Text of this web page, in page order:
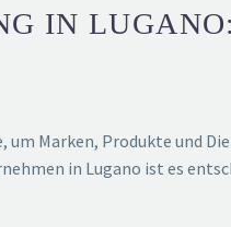
IN
Marken, Produkte und
in Lugano ist es